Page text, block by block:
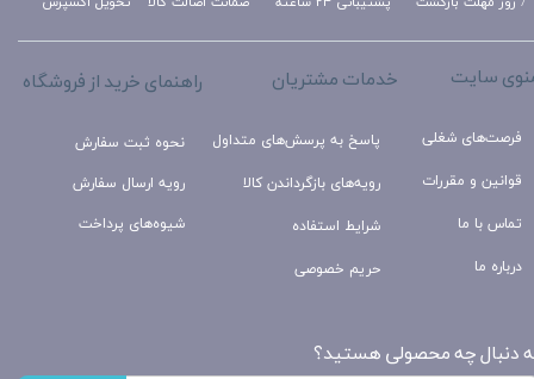
راهنمای خرید از فروشگاه
نحوه ثبت سفارش
رویه ارسال سفارش
شیوه‌های پرداخت
خدمات مشتریان
پاسخ به پرسش‌های متداول
رویه‌های بازگرداندن کالا
شرایط استفاده
حریم خصوصی
سایت
فرصت‌های شغلی
قوانین و مقررات
تماس با ما
درباره ما
دنبال چه محصولی هستید؟